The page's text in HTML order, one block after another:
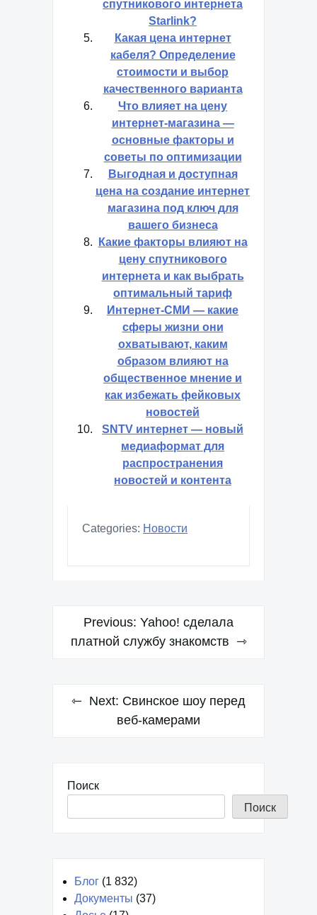
спутникового интернета
Starlink?
Какая цена интернет
кабеля? Определение
стоимости и выбор
качественного варианта
Что влияет на цену
интернет-магазина —
основные факторы и
советы по оптимизации
Выгодная и доступная
цена на создание интернет
магазина под ключ для
вашего бизнеса
Какие факторы влияют на
цену спутникового
интернета и как выбрать
оптимальный тариф
Интернет-СМИ — какие
сферы жизни они
охватывают, каким
образом влияют на
общественное мнение и
как избежать фейковых
новостей
SNTV интернет — новый
медиаформат для
распространения
новостей и контента
Categories: Новости
Навигация
по
Previous: Yahoo! сделала
платной службу знакомств
Next: Свинское шоу перед
веб-камерами
Поиск
Поиск
Блог (1 832)
Документы (37)